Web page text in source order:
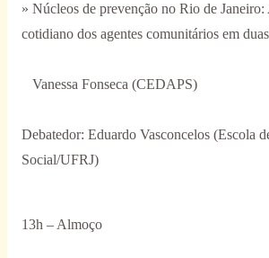
» Núcleos de prevenção no Rio de Janeiro:
cotidiano dos agentes comunitários em
Vanessa Fonseca (CEDAPS)
Debatedor: Eduardo Vasconcelos (Escola
Social/UFRJ)
13h – Almoço